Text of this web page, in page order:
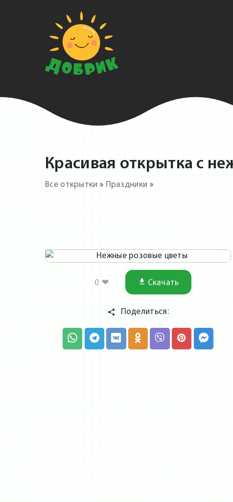
Красивая открытка с
Все открытки » Праздники »
0 ❤ Скачать
Поделиться: